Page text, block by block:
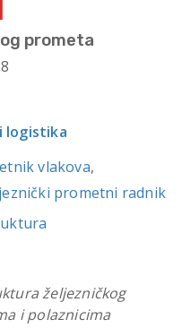
prometa
logistika
vlakova,
prometni radnik
željezničkog
i polaznicima